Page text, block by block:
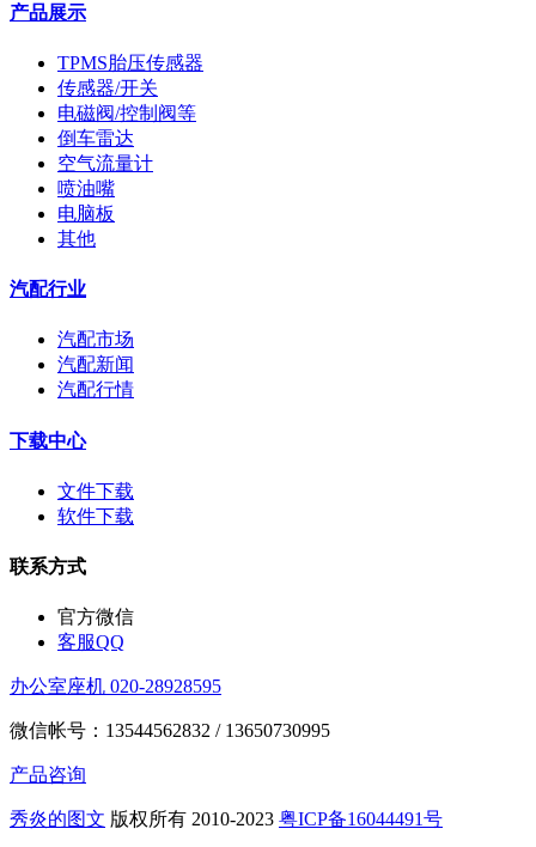
产品展示
TPMS胎压传感器
传感器/开关
电磁阀/控制阀等
倒车雷达
空气流量计
喷油嘴
电脑板
其他
汽配行业
汽配市场
汽配新闻
汽配行情
下载中心
文件下载
软件下载
联系方式
官方微信
客服QQ
办公室座机 020-28928595
微信帐号：13544562832 / 13650730995
产品咨询
秀炎的图文 版权所有 2010-2023 粤ICP备16044491号